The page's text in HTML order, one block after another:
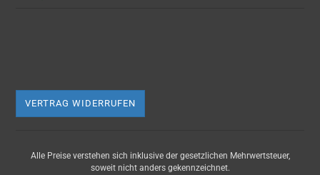
VERTRAG WIDERRUFEN
Alle Preise verstehen sich inklusive der gesetzlichen Mehrwertsteuer,
soweit nicht anders gekennzeichnet.